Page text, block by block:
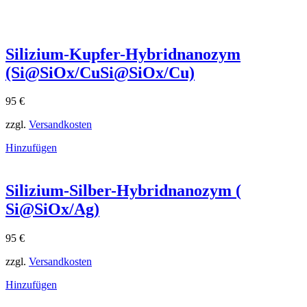
Silizium-Kupfer-Hybridnanozym
(Si@SiOx/CuSi@SiOx​/Cu)
95 €
zzgl. Versandkosten
Hinzufügen
Silizium-Silber-Hybridnanozym (
Si@SiOx/Ag)
95 €
zzgl. Versandkosten
Hinzufügen